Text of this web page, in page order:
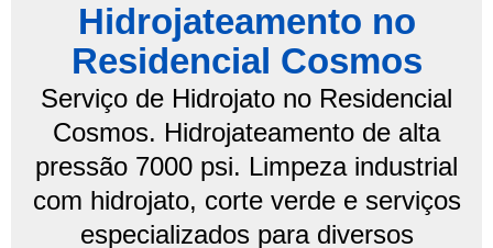
Hidrojateamento no
Residencial Cosmos
Serviço de Hidrojato no Residencial
Cosmos. Hidrojateamento de alta
pressão 7000 psi. Limpeza industrial
com hidrojato, corte verde e serviços
especializados para diversos